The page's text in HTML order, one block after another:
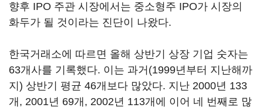
향후 IPO 주관 시장에서는 중소형주 IPO가 시장의
화두가 될 것이라는 진단이 나왔다.
한국거래소에 따르면 올해 상반기 상장 기업 숫자는
63개사를 기록했다. 이는 과거(1999년부터 지난해까
지) 상반기 평균 46개보다 많았다. 지난 2000년 133
개, 2001년 69개, 2002년 113개에 이어 네 번째로 많